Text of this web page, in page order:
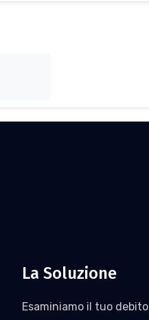
La Soluzione
Esaminiamo il tuo debito